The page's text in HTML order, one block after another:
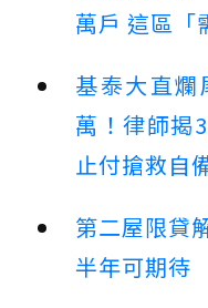
萬戶 這區「
基泰大直爛
萬！律師揭
止付搶救自
第二屋限貸
半年可期待